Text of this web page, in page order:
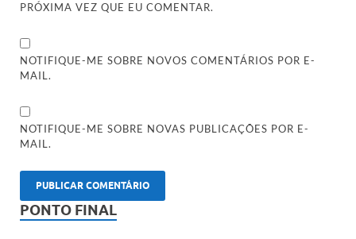
PRÓXIMA VEZ QUE EU COMENTAR.
NOTIFIQUE-ME SOBRE NOVOS COMENTÁRIOS POR E-
MAIL.
NOTIFIQUE-ME SOBRE NOVAS PUBLICAÇÕES POR E-
MAIL.
PONTO FINAL